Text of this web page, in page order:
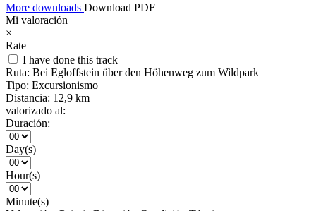
More downloads Download PDF
Mi valoración
×
Rate
I have done this track
Ruta: Bei Egloffstein über den Höhenweg zum Wildpark
Tipo: Excursionismo
Distancia: 12,9 km
valorizado al:
Duración:
Day(s)
Hour(s)
Minute(s)